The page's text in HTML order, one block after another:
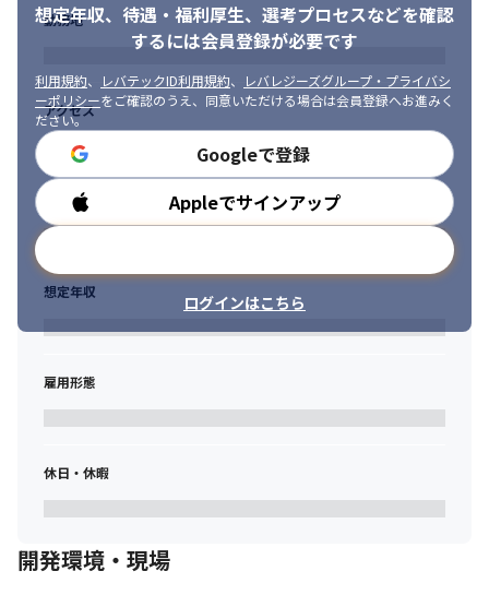
想定年収、待遇・福利厚生、 選考プロセスなどを確認
するには会員登録が必要です
利用規約、 レバテックID利用規約、
レバレジーズグループ・プライバシ
ーポリシーをご確認のうえ、同意いただける場合は会員登録へお進みく
ださい。
Googleで登録
Appleでサインアップ
ログインはこちら
勤務地
アクセス
勤務時間
想定年収
雇用形態
休日・休暇
開発環境・現場